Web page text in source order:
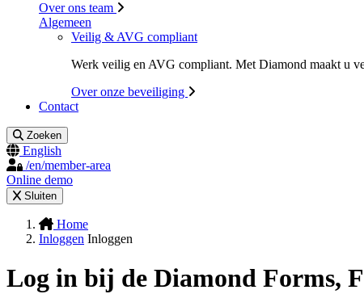
Over ons team
Algemeen
Veilig & AVG compliant
Werk veilig en AVG compliant. Met Diamond maakt u
Over onze beveiliging
Contact
Zoeken
English
/en/member-area
Online demo
Sluiten
Home
Inloggen Inloggen
Log in bij de Diamond Forms,